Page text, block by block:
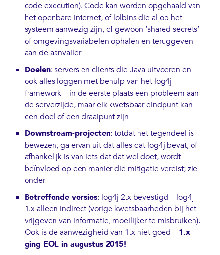
code execution). Code kan worden opgehaald van
het openbare internet, of lolbins die al op het
systeem aanwezig zijn, of gewoon ‘shared secrets’
of omgevingsvariabelen ophalen en teruggeven
aan de aanvaller
Doelen: servers en clients die Java uitvoeren en
ook alles loggen met behulp van het log4j-
framework – in de eerste plaats een probleem aan
de serverzijde, maar elk kwetsbaar eindpunt kan
een doel of een draaipunt zijn
Downstream-projecten: totdat het tegendeel is
bewezen, ga ervan uit dat alles dat log4j bevat, of
afhankelijk is van iets dat dat wel doet, wordt
beïnvloed op een manier die mitigatie vereist; zie
onder
Betreffende versies: log4j 2.x bevestigd – log4j
1.x alleen indirect (vorige kwetsbaarheden bij het
vrijgeven van informatie, moeilijker te misbruiken).
Ook is de aanwezigheid van 1.x niet goed – 1.x
ging EOL in augustus 2015!